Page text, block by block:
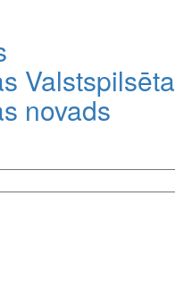
Valstspilsēta
novads